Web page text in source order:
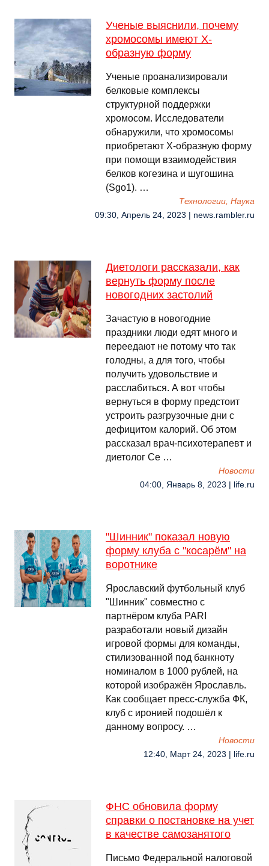
Ученые выяснили, почему
хромосомы имеют Х-
образную форму
Ученые проанализировали
белковые комплексы
структурной поддержки
хромосом. Исследователи
обнаружили, что хромосомы
приобретают Х-образную форму
при помощи взаимодействия
белков когезина и шугошина
(Sgo1). …
Технологии, Наука
09:30, Апрель 24, 2023 | news.rambler.ru
Диетологи рассказали, как
вернуть форму после
новогодних застолий
Зачастую в новогодние
праздники люди едят много и
переедают не потому что так
голодны, а для того, чтобы
получить удовольствие и
расслабиться. А вот чтобы
вернуться в форму предстоит
устроить разгрузочные дни с
дефицитом калорий. Об этом
рассказал врач-психотерапевт и
диетолог Се …
Новости
04:00, Январь 8, 2023 | life.ru
"Шинник" показал новую
форму клуба с "косарём" на
воротнике
Ярославский футбольный клуб
"Шинник" совместно с
партнёром клуба PARI
разработали новый дизайн
игровой формы для команды,
стилизованной под банкноту
номиналом в 1000 рублей, на
которой изображён Ярославль.
Как сообщает пресс-служба ФК,
клуб с иронией подошёл к
данному вопросу. …
Новости
12:40, Март 24, 2023 | life.ru
ФНС обновила форму
справки о постановке на учет
в качестве самозанятого
Письмо Федеральной налоговой